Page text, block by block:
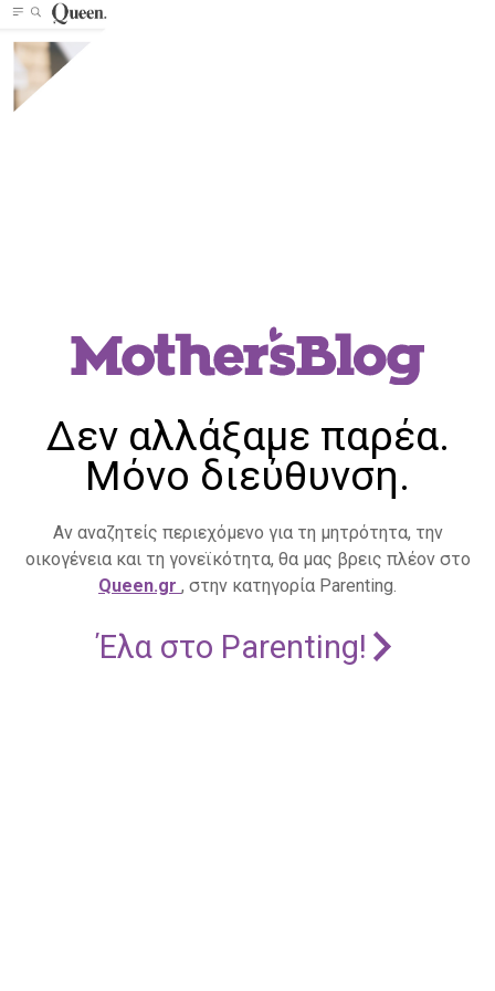
Δεν αλλάξαμε παρέα.
Μόνο διεύθυνση.
Αν αναζητείς περιεχόμενο για τη μητρότητα, την
οικογένεια και τη γονεϊκότητα, θα μας βρεις πλέον στο
Queen.gr , στην κατηγορία Parenting.
Έλα στο Parenting!